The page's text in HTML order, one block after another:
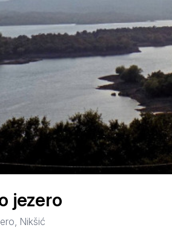
Smederevo
Uvac
Novi
Vranje
Paraćin
Kikinda
jezero
Nikšić